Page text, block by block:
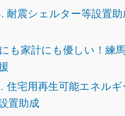
耐震シェルター等設置
も家計にも優しい！練
住宅用再生可能エネル
置助成